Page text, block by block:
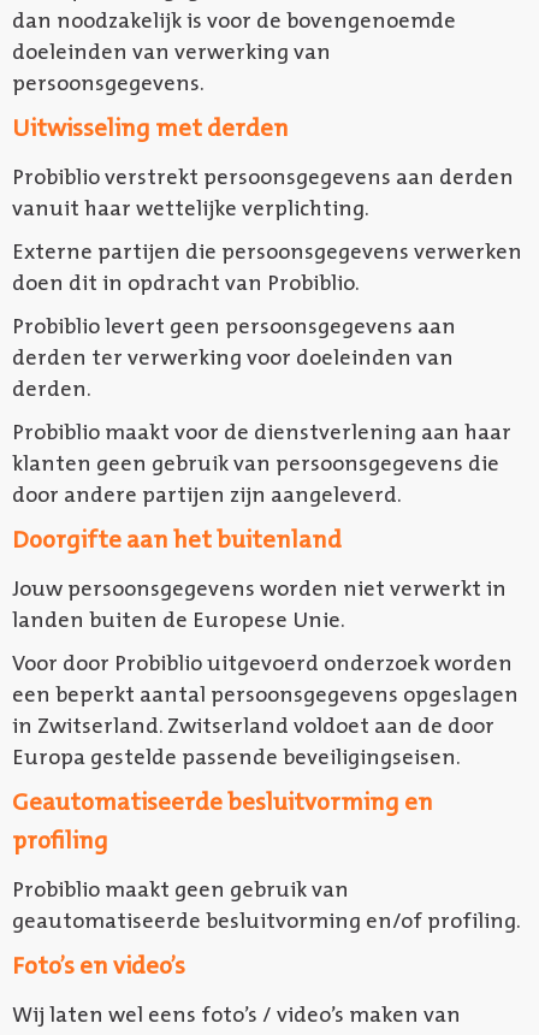
dan noodzakelijk is voor de bovengenoemde
doeleinden van verwerking van
persoonsgegevens.
Uitwisseling met derden
Probiblio verstrekt persoonsgegevens aan derden
vanuit haar wettelijke verplichting.
Externe partijen die persoonsgegevens verwerken
doen dit in opdracht van Probiblio.
Probiblio levert geen persoonsgegevens aan
derden ter verwerking voor doeleinden van
derden.
Probiblio maakt voor de dienstverlening aan haar
klanten geen gebruik van persoonsgegevens die
door andere partijen zijn aangeleverd.
Doorgifte aan het buitenland
Jouw persoonsgegevens worden niet verwerkt in
landen buiten de Europese Unie.
Voor door Probiblio uitgevoerd onderzoek worden
een beperkt aantal persoonsgegevens opgeslagen
in Zwitserland. Zwitserland voldoet aan de door
Europa gestelde passende beveiligingseisen.
Geautomatiseerde besluitvorming en
profiling
Probiblio maakt geen gebruik van
geautomatiseerde besluitvorming en/of profiling.
Foto’s en video’s
Wij laten wel eens foto’s / video’s maken van